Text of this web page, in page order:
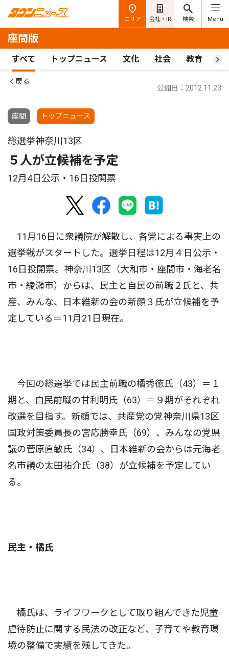
エリア 会社・IR 検索 Menu
座間版
すべて トップニュース 文化 社会 教育 ス
戻る
座間 トップニュース
公開日：2012.11.23
総選挙神奈川13区
５人が立候補を予定
12月4日公示・16日投開票
11月16日に衆議院が解散し、各党による事実上の
選挙戦がスタートした。選挙日程は12月４日公示・
16日投開票。神奈川13区（大和市・座間市・海老名
市・綾瀬市）からは、民主と自民の前職２氏と、共
産、みんな、日本維新の会の新顔３氏が立候補を予
定している＝11月21日現在。
今回の総選挙では民主前職の橘秀徳氏（43）＝１
期と、自民前職の甘利明氏（63）＝９期がそれぞれ
改選を目指す。新顔では、共産党の党神奈川県13区
国政対策委員長の宮応勝幸氏（69）、みんなの党県
議の菅原直敏氏（34）、日本維新の会からは元海老
名市議の太田祐介氏（38）が立候補を予定してい
る。
民主・橘氏
橘氏は、ライフワークとして取り組んできた児童
虐待防止に関する民法の改正など、子育てや教育環
境の整備で実績を残してきた。